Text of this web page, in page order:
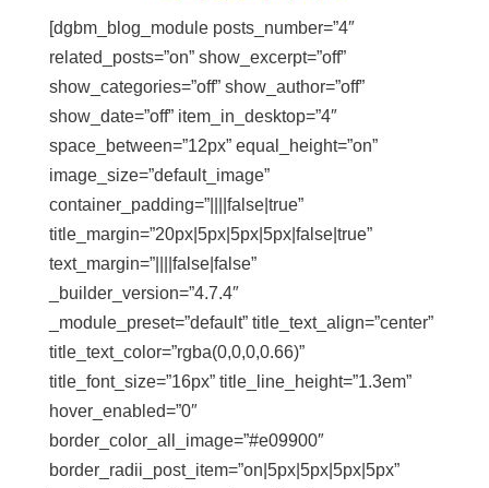
[dgbm_blog_module posts_number=”4″
related_posts=”on” show_excerpt=”off”
show_categories=”off” show_author=”off”
show_date=”off” item_in_desktop=”4″
space_between=”12px” equal_height=”on”
image_size=”default_image”
container_padding=”||||false|true”
title_margin=”20px|5px|5px|5px|false|true”
text_margin=”||||false|false”
_builder_version=”4.7.4″
_module_preset=”default” title_text_align=”center”
title_text_color=”rgba(0,0,0,0.66)”
title_font_size=”16px” title_line_height=”1.3em”
hover_enabled=”0″
border_color_all_image=”#e09900″
border_radii_post_item=”on|5px|5px|5px|5px”